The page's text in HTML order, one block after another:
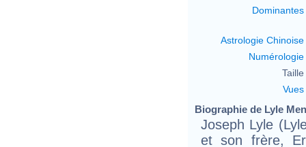
Dominantes
Astrologie Chinoise
Numérologie
Taille
Vues
Biographie de Lyle
Joseph Lyle
et son frère,